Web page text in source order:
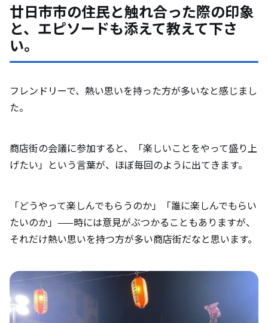
廿日市市の住民と触れ合った際の印象
と、エピソードも添えて教えて下さ
い。
フレンドリーで、熱い思いを持った方が多いなと感じまし
た。
商店街の会議に参加すると、「楽しいことをやって盛り上
げたい」という言葉が、ほぼ毎回のように出てきます。
「どうやって楽しんでもらうのか」「誰に楽しんでもらい
たいのか」——時には意見がぶつかることもありますが、
それだけ熱い思いを持つ方が多い商店街だなと思います。